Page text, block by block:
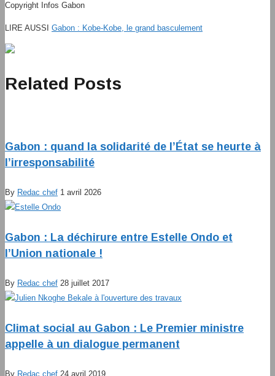
Copyright Infos Gabon
LIRE AUSSI Gabon : Kobe-Kobe, le grand basculement
Related Posts
Gabon : quand la solidarité de l’État se heurte à
l’irresponsabilité
By Redac chef 1 avril 2026
Gabon : La déchirure entre Estelle Ondo et
l’Union nationale !
By Redac chef 28 juillet 2017
Climat social au Gabon : Le Premier ministre
appelle à un dialogue permanent
By Redac chef 24 avril 2019